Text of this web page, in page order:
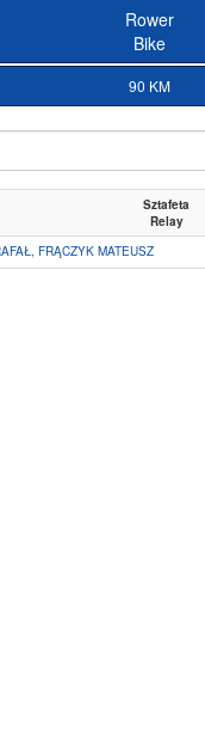
Rower
Bike
90 KM
Sztafeta
Relay
FRĄCZYK MATEUSZ